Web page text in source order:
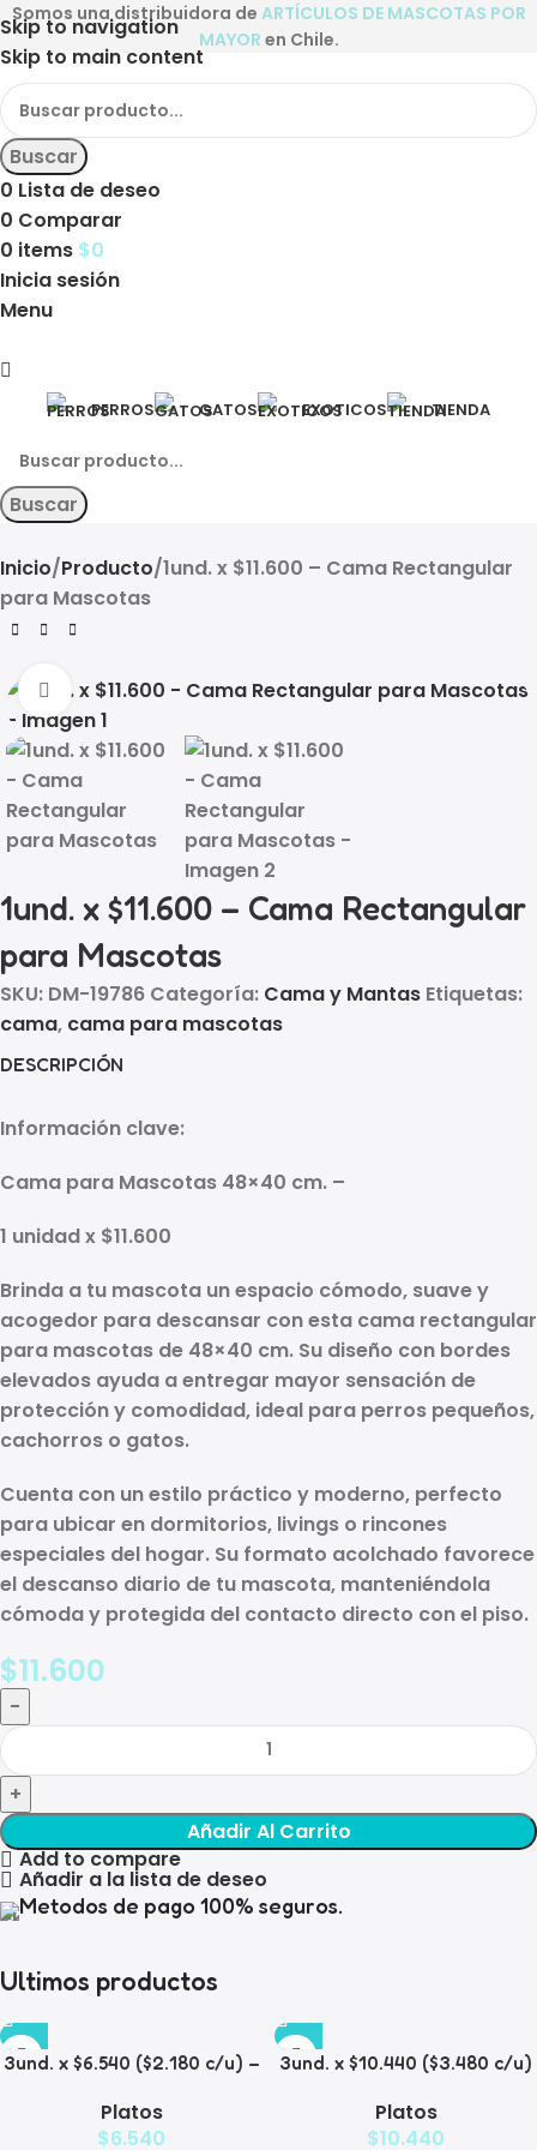
Skip to navigation
Skip to main content
Somos una distribuidora de ARTÍCULOS DE MASCOTAS POR
MAYOR en Chile.
Buscar
0 Lista de deseo
0 Comparar
0 items $0
Inicia sesión
Menu
PERROS GATOS EXOTICOS TIENDA
Buscar
Inicio Producto 1und. x $11.600 – Cama Rectangular
para Mascotas
Click to enlarge
1und. x $11.600 – Cama Rectangular
para Mascotas
SKU: DM-19786 Categoría: Cama y Mantas Etiquetas:
cama, cama para mascotas
DESCRIPCIÓN
Información clave:
Cama para Mascotas 48×40 cm. –
1 unidad x $11.600
Brinda a tu mascota un espacio cómodo, suave y
acogedor para descansar con esta cama rectangular
para mascotas de 48×40 cm. Su diseño con bordes
elevados ayuda a entregar mayor sensación de
protección y comodidad, ideal para perros pequeños,
cachorros o gatos.
Cuenta con un estilo práctico y moderno, perfecto
para ubicar en dormitorios, livings o rincones
especiales del hogar. Su formato acolchado favorece
el descanso diario de tu mascota, manteniéndola
cómoda y protegida del contacto directo con el piso.
$11.600
Añadir Al Carrito
Add to compare
Añadir a la lista de deseo
Metodos de pago 100% seguros.
Ultimos productos
3und. x $6.540 ($2.180 c/u) –
Mascotas con Diseño
Decorativo
Platos
$6.540
3und. x $10.440 ($3.480 c/u)
Mascotas con Bowl de Acero
Platos
$10.440